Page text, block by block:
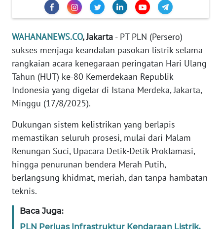
WAHANANEWS.CO, Jakarta - PT PLN (Persero)
sukses menjaga keandalan pasokan listrik selama
rangkaian acara kenegaraan peringatan Hari Ulang
Tahun (HUT) ke-80 Kemerdekaan Republik
Indonesia yang digelar di Istana Merdeka, Jakarta,
Minggu (17/8/2025).
Dukungan sistem kelistrikan yang berlapis
memastikan seluruh prosesi, mulai dari Malam
Renungan Suci, Upacara Detik-Detik Proklamasi,
hingga penurunan bendera Merah Putih,
berlangsung khidmat, meriah, dan tanpa hambatan
teknis.
Baca Juga:
PLN Perluas Infrastruktur Kendaraan Listrik,
EDITORIAL
Informasi
INDEKS
KONTAK
INFO
IKLAN
TENTANG
KAMI